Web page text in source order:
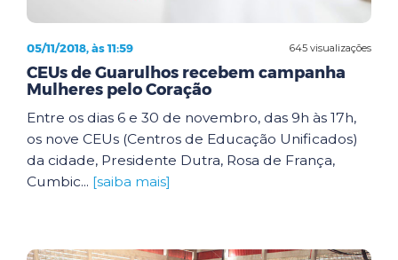
645 visualizações
05/11/2018, às 11:59
CEUs de Guarulhos recebem campanha
Mulheres pelo Coração
Entre os dias 6 e 30 de novembro, das 9h às 17h,
os nove CEUs (Centros de Educação Unificados)
da cidade, Presidente Dutra, Rosa de França,
Cumbic... [saiba mais]